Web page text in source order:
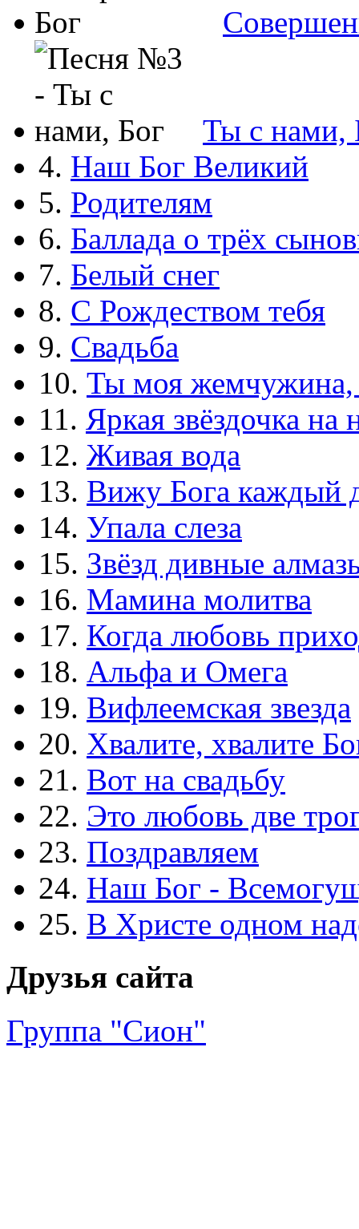
Ты с нами,
4. Наш Бог Великий
5. Родителям
6. Баллада о трёх
7. Белый снег
8. С Рождеством тебя
9. Свадьба
10. Ты моя жемчужина,
11. Яркая звёздочка на
12. Живая вода
13. Вижу Бога каждый
14. Упала слеза
15. Звёзд дивные
16. Мамина молитва
17. Когда любовь
18. Альфа и Омега
19. Вифлеемская звезда
20. Хвалите, хвалите
21. Вот на свадьбу
22. Это любовь две
23. Поздравляем
24. Наш Бог -
25. В Христе одном
Друзья сайта
Группа "Сион"